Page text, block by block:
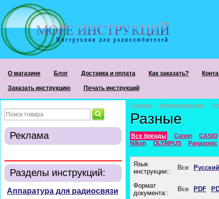
О магазине Блог Доставка и оплата Как заказать?
Заказать инструкцию Печать инструкций
Реклама
Разделы инструкций:
Аппаратура для радиосвязи
Главная → Фотоаппаратура →
Разные
Все бренды Canon
CASIO
Nikon
OLYMPUS Panasonic
Язык
инструкции::
Все Русский
Формат
документа::
Все PDF